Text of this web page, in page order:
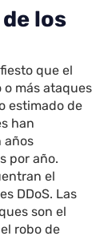
los
que el
o más ataques
estimado de
han
años
por año.
el
DDoS. Las
son el
robo de